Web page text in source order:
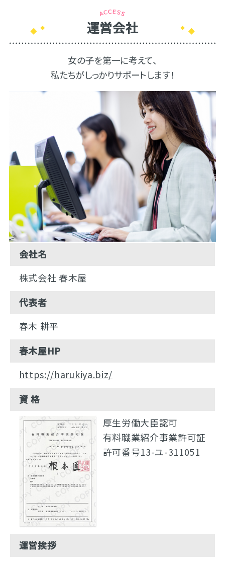
運営会社
女の子を第一に考えて、
私たちがしっかりサポートします！
会社名
株式会社 春木屋
代表者
春木 耕平
春木屋HP
https://harukiya.biz/
資 格
厚生労働大臣認可
有料職業紹介事業許可証
許可番号13-ユ-311051
運営挨拶